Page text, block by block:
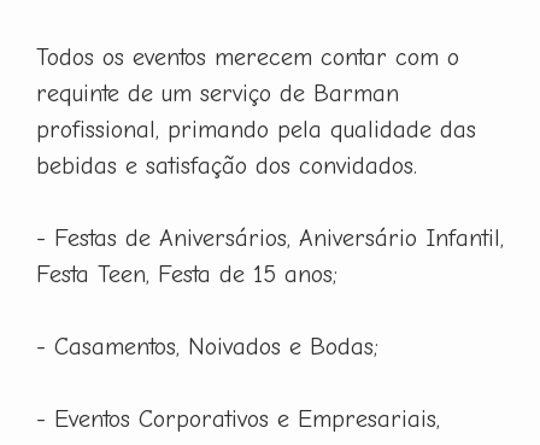
Todos os eventos merecem contar com o
requinte de um serviço de Barman
profissional, primando pela qualidade das
bebidas e satisfação dos convidados.
- Festas de Aniversários, Aniversário Infantil,
Festa Teen, Festa de 15 anos;
- Casamentos, Noivados e Bodas;
- Eventos Corporativos e Empresariais,